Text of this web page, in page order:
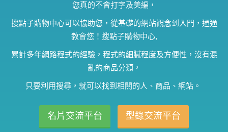
您真的不會打字及美編，
搜點子購物中心可以協助您，從基礎的網站觀念到入門，通通
教會您！搜點子購物中心,
累計多年網路程式的經驗，程式的細膩程度及方便性，沒有混
亂的商品分類，
只要利用搜尋，就可以找到相關的人、商品、網站。
名片交流平台 型錄交流平台